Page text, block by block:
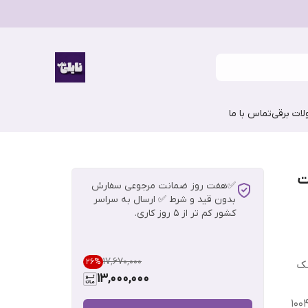
برقیتماس با ما
سیکا سنتلا ماداگاسکار اسکین ۱۰۰۴
✅هفت روز ضمانت مرجوعی سفارش
بدون قید و شرط ✅ ارسال به سراسر
کشور کم تر از 5 روز کاری.
۱۷٬۶۷۰٬۰۰۰ 26%
13,000,000